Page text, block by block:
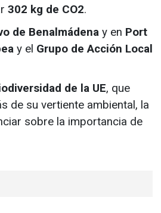
302 kg de CO2.
de Benalmádena y en Port
y el Grupo de Acción Local
de la UE, que
de su vertiente ambiental, la
sobre la importancia de